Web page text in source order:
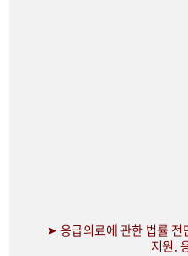
➤ 응급의료에 관한 법률 전
지원.